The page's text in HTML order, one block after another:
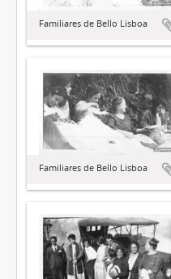
Familiares de Bello Lisboa
Familiares de Bello Lisboa